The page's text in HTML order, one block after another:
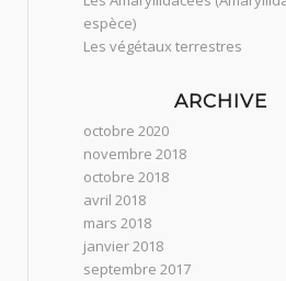
espèce)
Les végétaux terrestres
ARCHIVE
octobre 2020
novembre 2018
octobre 2018
avril 2018
mars 2018
janvier 2018
septembre 2017